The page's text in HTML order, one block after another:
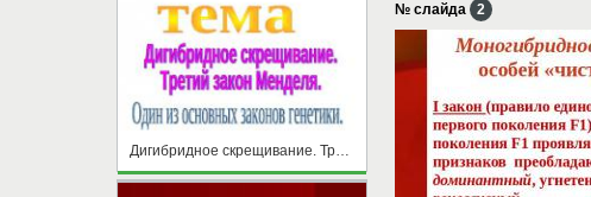
№ слайда 2